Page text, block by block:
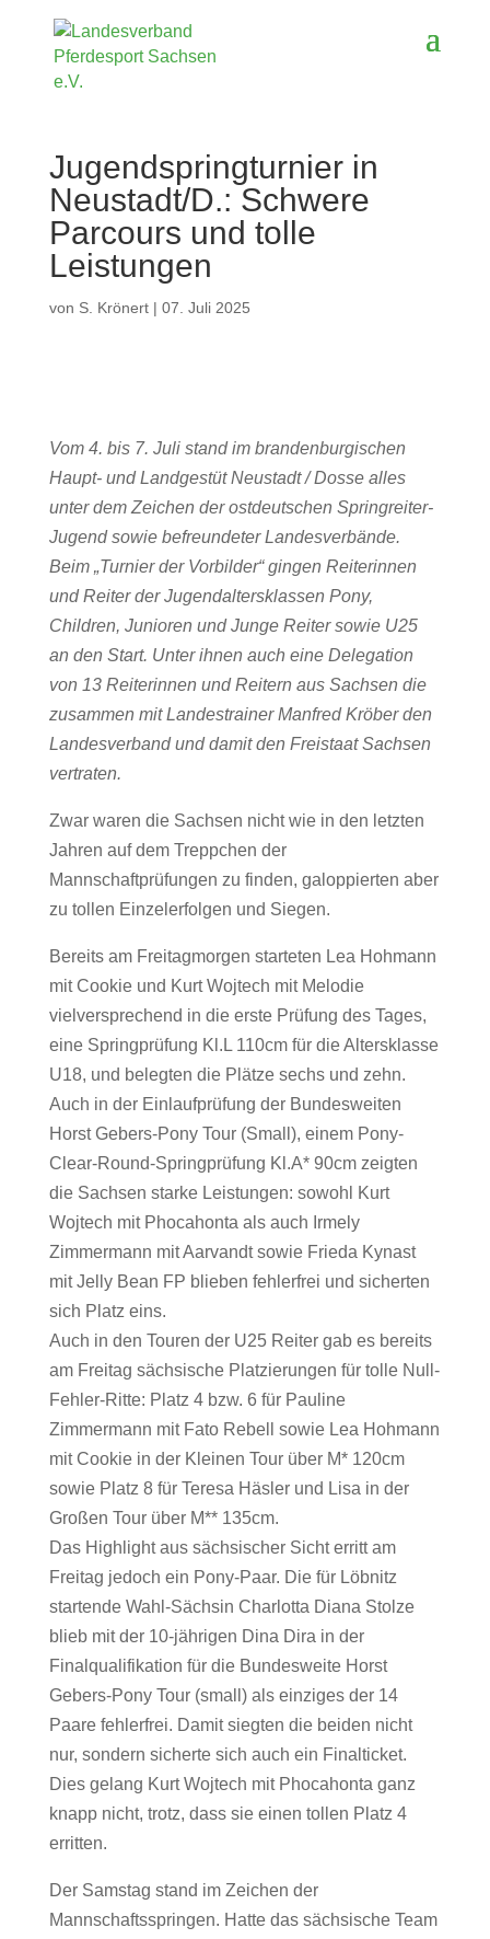
Jugendspringturnier in
Neustadt/D.: Schwere
Parcours und tolle
Leistungen
von S. Krönert| 07. Juli 2025
Vom 4. bis 7. Juli stand im brandenburgischen
Haupt- und Landgestüt Neustadt / Dosse alles
unter dem Zeichen der ostdeutschen Springreiter-
Jugend sowie befreundeter Landesverbände.
Beim „Turnier der Vorbilder“ gingen Reiterinnen
und Reiter der Jugendaltersklassen Pony,
Children, Junioren und Junge Reiter sowie U25
an den Start. Unter ihnen auch eine Delegation
von 13 Reiterinnen und Reitern aus Sachsen die
zusammen mit Landestrainer Manfred Kröber den
Landesverband und damit den Freistaat Sachsen
vertraten.
Zwar waren die Sachsen nicht wie in den letzten
Jahren auf dem Treppchen der
Mannschaftprüfungen zu finden, galoppierten aber
zu tollen Einzelerfolgen und Siegen.
Bereits am Freitagmorgen starteten Lea Hohmann
mit Cookie und Kurt Wojtech mit Melodie
vielversprechend in die erste Prüfung des Tages,
eine Springprüfung Kl.L 110cm für die Altersklasse
U18, und belegten die Plätze sechs und zehn.
Auch in der Einlaufprüfung der Bundesweiten
Horst Gebers-Pony Tour (Small), einem Pony-
Clear-Round-Springprüfung Kl.A* 90cm zeigten
die Sachsen starke Leistungen: sowohl Kurt
Wojtech mit Phocahonta als auch Irmely
Zimmermann mit Aarvandt sowie Frieda Kynast
mit Jelly Bean FP blieben fehlerfrei und sicherten
sich Platz eins.
Auch in den Touren der U25 Reiter gab es bereits
am Freitag sächsische Platzierungen für tolle Null-
Fehler-Ritte: Platz 4 bzw. 6 für Pauline
Zimmermann mit Fato Rebell sowie Lea Hohmann
mit Cookie in der Kleinen Tour über M* 120cm
sowie Platz 8 für Teresa Häsler und Lisa in der
Großen Tour über M** 135cm.
Das Highlight aus sächsischer Sicht erritt am
Freitag jedoch ein Pony-Paar. Die für Löbnitz
startende Wahl-Sächsin Charlotta Diana Stolze
blieb mit der 10-jährigen Dina Dira in der
Finalqualifikation für die Bundesweite Horst
Gebers-Pony Tour (small) als einziges der 14
Paare fehlerfrei. Damit siegten die beiden nicht
nur, sondern sicherte sich auch ein Finalticket.
Dies gelang Kurt Wojtech mit Phocahonta ganz
knapp nicht, trotz, dass sie einen tollen Platz 4
erritten.
Der Samstag stand im Zeichen der
Mannschaftsspringen. Hatte das sächsische Team